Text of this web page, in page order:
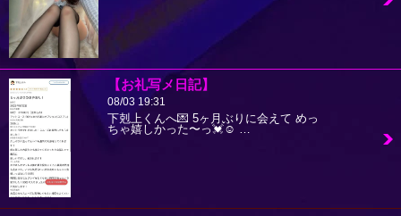
【お礼写メ日記】
08/03 19:31
下剋上くんへ💌 5ヶ月ぶりに会えて めっ
ちゃ嬉しかった〜っ💓☺️ …